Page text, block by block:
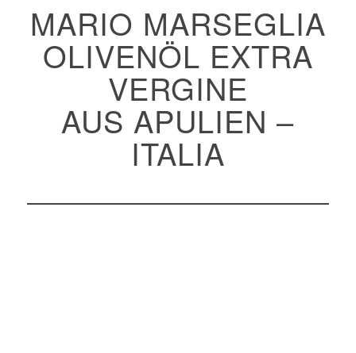
MARIO MARSEGLIA
OLIVENÖL EXTRA
VERGINE
AUS APULIEN –
ITALIA